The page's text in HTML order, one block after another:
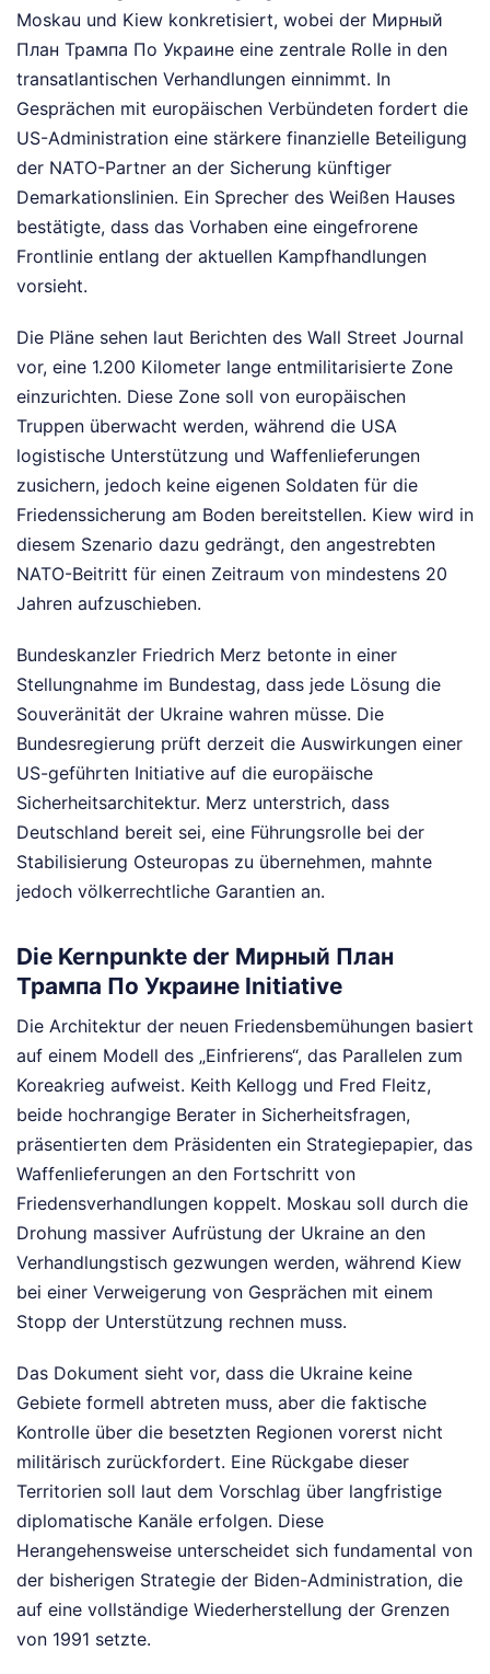
Moskau und Kiew konkretisiert, wobei der Мирный
План Трампа По Украине eine zentrale Rolle in den
transatlantischen Verhandlungen einnimmt. In
Gesprächen mit europäischen Verbündeten fordert die
US-Administration eine stärkere finanzielle Beteiligung
der NATO-Partner an der Sicherung künftiger
Demarkationslinien. Ein Sprecher des Weißen Hauses
bestätigte, dass das Vorhaben eine eingefrorene
Frontlinie entlang der aktuellen Kampfhandlungen
vorsieht.
Die Pläne sehen laut Berichten des Wall Street Journal
vor, eine 1.200 Kilometer lange entmilitarisierte Zone
einzurichten. Diese Zone soll von europäischen
Truppen überwacht werden, während die USA
logistische Unterstützung und Waffenlieferungen
zusichern, jedoch keine eigenen Soldaten für die
Friedenssicherung am Boden bereitstellen. Kiew wird in
diesem Szenario dazu gedrängt, den angestrebten
NATO-Beitritt für einen Zeitraum von mindestens 20
Jahren aufzuschieben.
Bundeskanzler Friedrich Merz betonte in einer
Stellungnahme im Bundestag, dass jede Lösung die
Souveränität der Ukraine wahren müsse. Die
Bundesregierung prüft derzeit die Auswirkungen einer
US-geführten Initiative auf die europäische
Sicherheitsarchitektur. Merz unterstrich, dass
Deutschland bereit sei, eine Führungsrolle bei der
Stabilisierung Osteuropas zu übernehmen, mahnte
jedoch völkerrechtliche Garantien an.
Die Kernpunkte der Мирный План
Трампа По Украине Initiative
Die Architektur der neuen Friedensbemühungen basiert
auf einem Modell des „Einfrierens“, das Parallelen zum
Koreakrieg aufweist. Keith Kellogg und Fred Fleitz,
beide hochrangige Berater in Sicherheitsfragen,
präsentierten dem Präsidenten ein Strategiepapier, das
Waffenlieferungen an den Fortschritt von
Friedensverhandlungen koppelt. Moskau soll durch die
Drohung massiver Aufrüstung der Ukraine an den
Verhandlungstisch gezwungen werden, während Kiew
bei einer Verweigerung von Gesprächen mit einem
Stopp der Unterstützung rechnen muss.
Das Dokument sieht vor, dass die Ukraine keine
Gebiete formell abtreten muss, aber die faktische
Kontrolle über die besetzten Regionen vorerst nicht
militärisch zurückfordert. Eine Rückgabe dieser
Territorien soll laut dem Vorschlag über langfristige
diplomatische Kanäle erfolgen. Diese
Herangehensweise unterscheidet sich fundamental von
der bisherigen Strategie der Biden-Administration, die
auf eine vollständige Wiederherstellung der Grenzen
von 1991 setzte.